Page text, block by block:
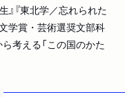
』『東北学／忘れられた
文学賞・芸術選奨文部科
ら考える「この国のかた